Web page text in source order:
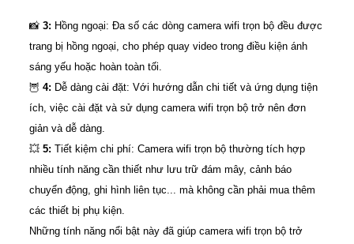
📸 3: Hồng ngoại: Đa số các dòng camera wifi trọn bộ đều được
trang bị hồng ngoại, cho phép quay video trong điều kiện ánh
sáng yếu hoặc hoàn toàn tối.
🦉 4: Dễ dàng cài đặt: Với hướng dẫn chi tiết và ứng dụng tiện
ích, việc cài đặt và sử dụng camera wifi trọn bộ trở nên đơn
giản và dễ dàng.
💥 5: Tiết kiệm chi phí: Camera wifi trọn bộ thường tích hợp
nhiều tính năng cần thiết như lưu trữ đám mây, cảnh báo
chuyển động, ghi hình liên tục... mà không cần phải mua thêm
các thiết bị phụ kiện.
Những tính năng nổi bật này đã giúp camera wifi trọn bộ trở